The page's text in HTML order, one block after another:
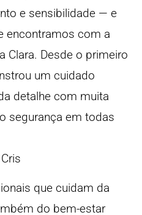
e sensibilidade — e
encontramos com a
Clara. Desde o primeiro
um cuidado
detalhe com muita
segurança em todas
que cuidam da
do bem-estar